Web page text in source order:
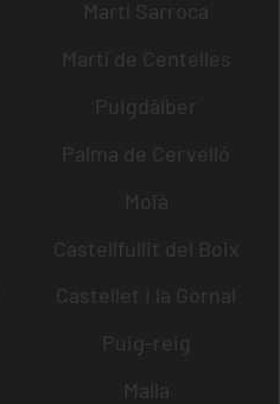
Martí Sarroca
Martí de Centelles
Puigdàlber
Palma de Cervelló
Moià
Castellfullit del Boix
Castellet i la Gornal
Puig-reig
Malla